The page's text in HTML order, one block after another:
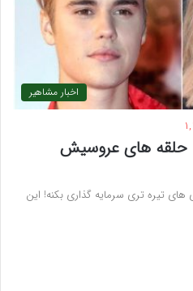
اخبار مشاهیر
حلقه های عروسیش
های تیره تری سرمایه گذاری بکنه! این